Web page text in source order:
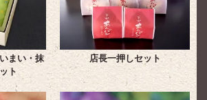
まい・抹
ト
店長一押しセット